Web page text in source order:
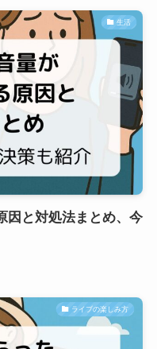
生活
因と対処法まとめ、今
ライブの楽しみ方